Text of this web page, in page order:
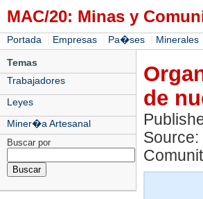
MAC/20: Minas y
Portada Empresas Pa�ses Minerales
Temas
Trabajadores
Leyes
Miner�a Artesanal
Buscar por
de